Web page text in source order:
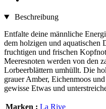
Beschreibung
Entfalte deine männliche
dem holzigen und
fruchtigen und frischen
Meeresnoten werden von den
Lorbeerblättern umhüllt. Die
grauer Amber, Eichenmoos
gewisse Etwas und
Marken : La Rive